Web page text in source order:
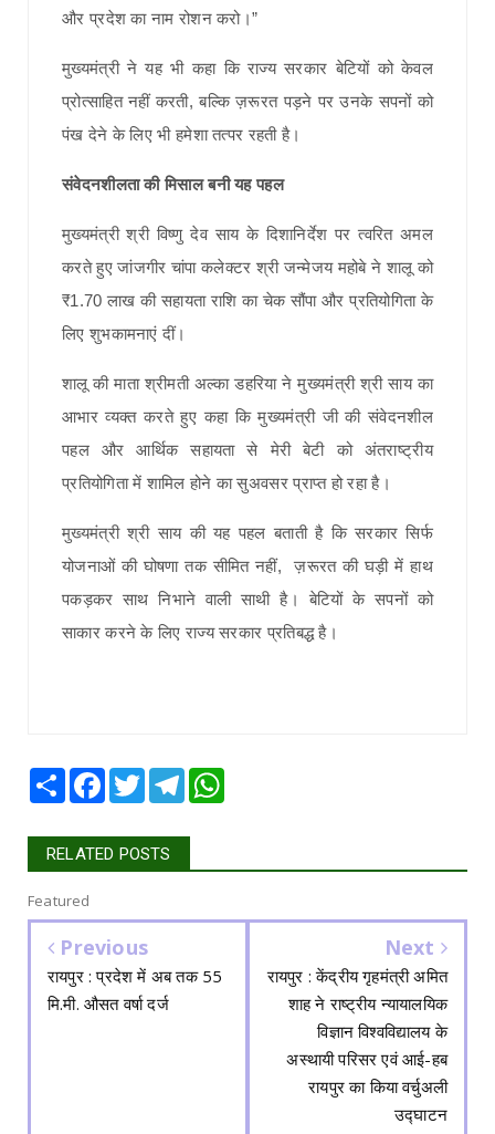
और प्रदेश का नाम रोशन करो।”
मुख्यमंत्री ने यह भी कहा कि राज्य सरकार बेटियों को केवल
प्रोत्साहित नहीं करती, बल्कि ज़रूरत पड़ने पर उनके सपनों को
पंख देने के लिए भी हमेशा तत्पर रहती है।
संवेदनशीलता की मिसाल बनी यह पहल
मुख्यमंत्री श्री विष्णु देव साय के दिशानिर्देश पर त्वरित अमल
करते हुए जांजगीर चांपा कलेक्टर श्री जन्मेजय महोबे ने शालू को
₹1.70 लाख की सहायता राशि का चेक सौंपा और प्रतियोगिता के
लिए शुभकामनाएं दीं।
शालू की माता श्रीमती अल्का डहरिया ने मुख्यमंत्री श्री साय का
आभार व्यक्त करते हुए कहा कि मुख्यमंत्री जी की संवेदनशील
पहल और आर्थिक सहायता से मेरी बेटी को अंतराष्ट्रीय
प्रतियोगिता में शामिल होने का सुअवसर प्राप्त हो रहा है।
मुख्यमंत्री श्री साय की यह पहल बताती है कि सरकार सिर्फ
योजनाओं की घोषणा तक सीमित नहीं, ज़रूरत की घड़ी में हाथ
पकड़कर साथ निभाने वाली साथी है। बेटियों के सपनों को
साकार करने के लिए राज्य सरकार प्रतिबद्ध है।
Share Facebook
TwitterTelegram
RELATED POSTS
Featured
Previous
रायपुर : प्रदेश में अब तक 55
मि.मी. औसत वर्षा दर्ज
Next
रायपुर : केंद्रीय गृहमंत्री अमित
शाह ने राष्ट्रीय न्यायालयिक
विज्ञान विश्वविद्यालय के
अस्थायी परिसर एवं आई-हब
रायपुर का किया वर्चुअली
उद्घाटन